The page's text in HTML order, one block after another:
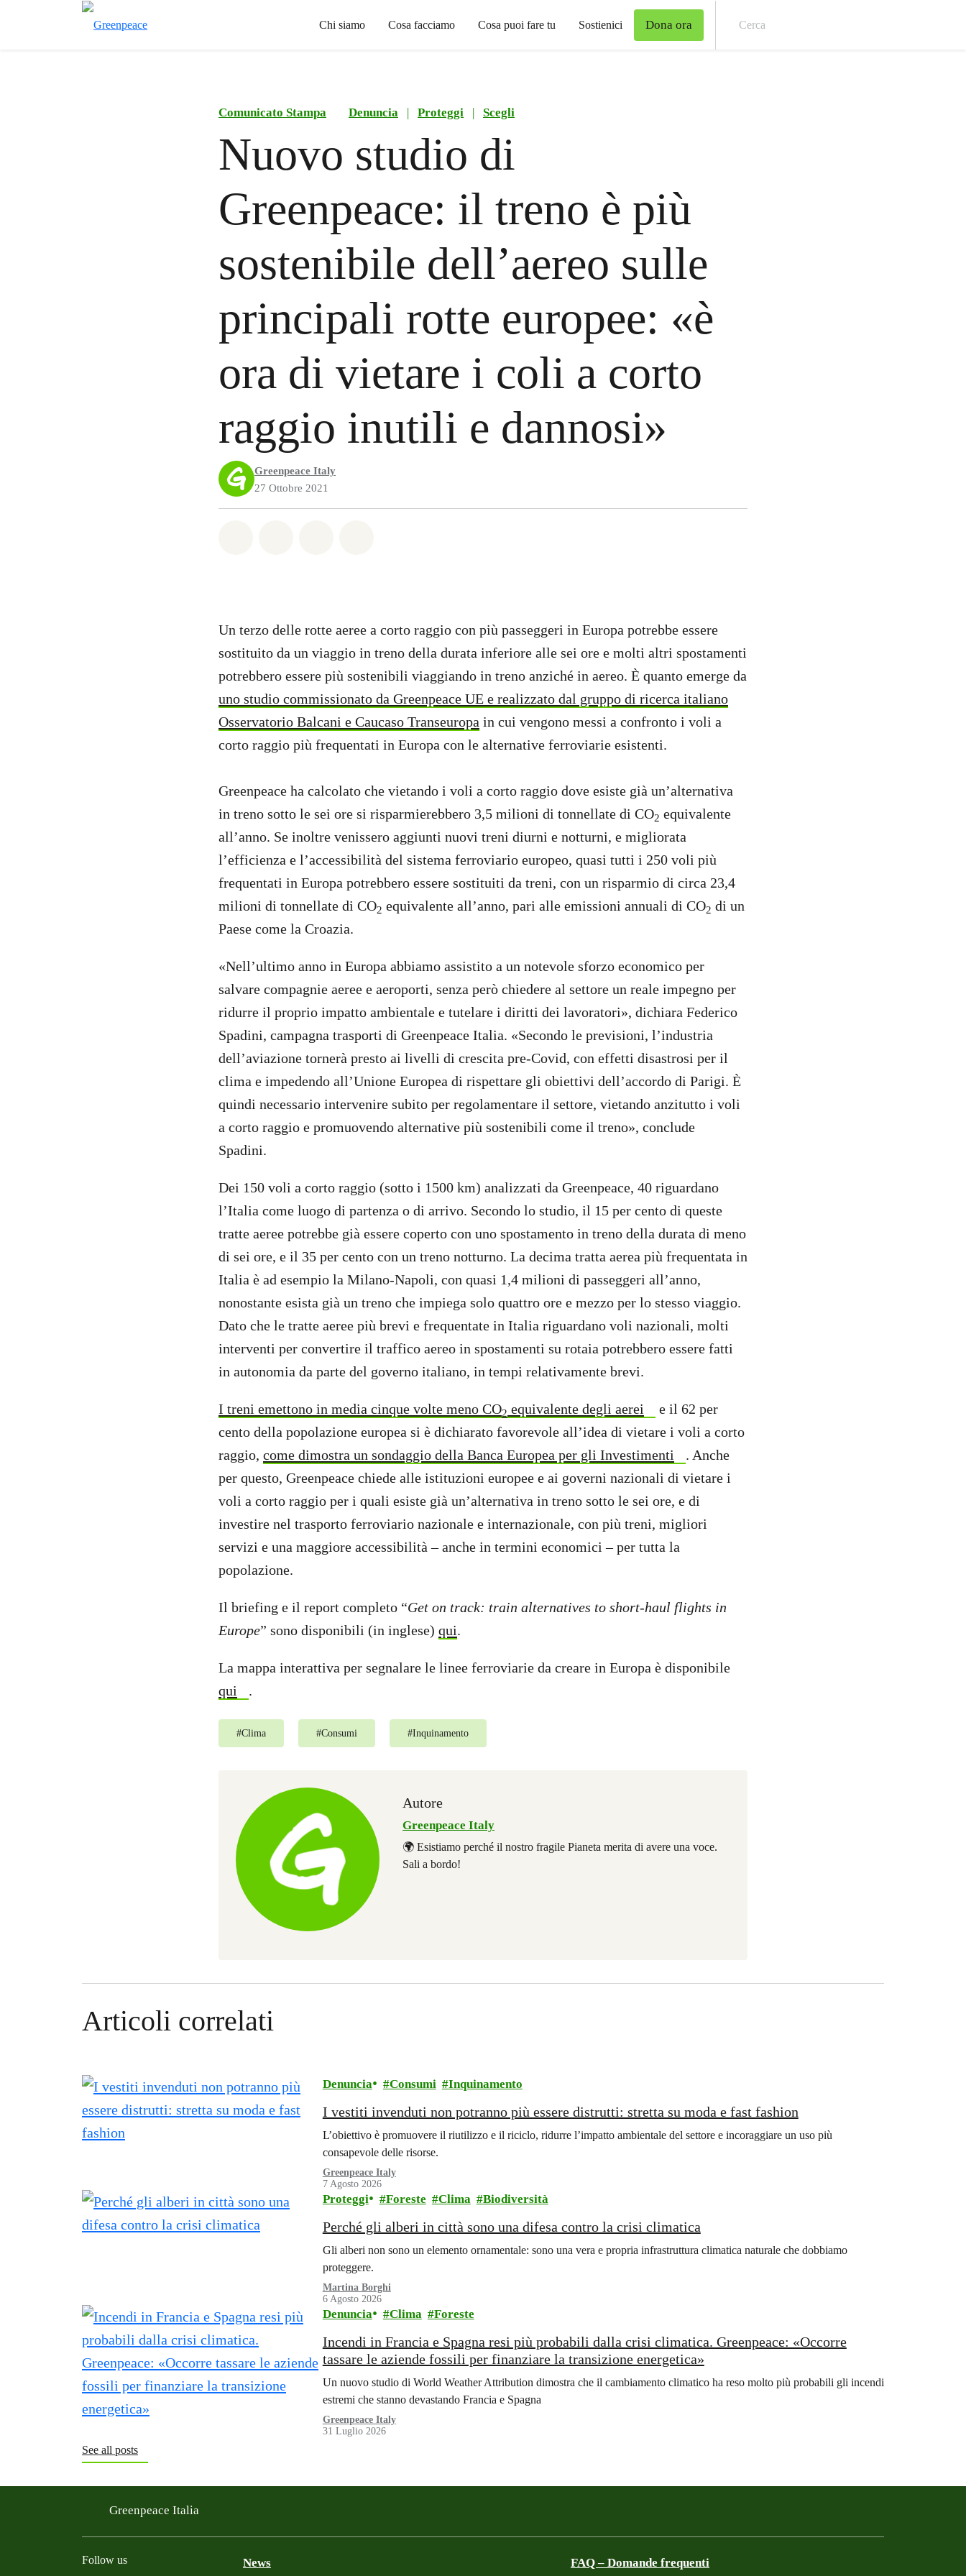
Chi siamo Cosa facciamo Cosa puoi fare tu Sostienici Dona ora
Comunicato Stampa Denuncia | Proteggi | Scegli
Nuovo studio di
Greenpeace: il treno è più
sostenibile dell’aereo sulle
principali rotte europee: «è
ora di vietare i coli a corto
raggio inutili e dannosi»
Greenpeace Italy
27 Ottobre 2021
Un terzo delle rotte aeree a corto raggio con più passeggeri in Europa potrebbe essere
sostituito da un viaggio in treno della durata inferiore alle sei ore e molti altri spostamenti
potrebbero essere più sostenibili viaggiando in treno anziché in aereo. È quanto emerge da
uno studio commissionato da Greenpeace UE e realizzato dal gruppo di ricerca italiano
Osservatorio Balcani e Caucaso Transeuropa in cui vengono messi a confronto i voli a
corto raggio più frequentati in Europa con le alternative ferroviarie esistenti.
Greenpeace ha calcolato che vietando i voli a corto raggio dove esiste già un’alternativa
in treno sotto le sei ore si risparmierebbero 3,5 milioni di tonnellate di CO2 equivalente
all’anno. Se inoltre venissero aggiunti nuovi treni diurni e notturni, e migliorata
l’efficienza e l’accessibilità del sistema ferroviario europeo, quasi tutti i 250 voli più
frequentati in Europa potrebbero essere sostituiti da treni, con un risparmio di circa 23,4
milioni di tonnellate di CO2 equivalente all’anno, pari alle emissioni annuali di CO2 di un
Paese come la Croazia.
«Nell’ultimo anno in Europa abbiamo assistito a un notevole sforzo economico per
salvare compagnie aeree e aeroporti, senza però chiedere al settore un reale impegno per
ridurre il proprio impatto ambientale e tutelare i diritti dei lavoratori», dichiara Federico
Spadini, campagna trasporti di Greenpeace Italia. «Secondo le previsioni, l’industria
dell’aviazione tornerà presto ai livelli di crescita pre-Covid, con effetti disastrosi per il
clima e impedendo all’Unione Europea di rispettare gli obiettivi dell’accordo di Parigi. È
quindi necessario intervenire subito per regolamentare il settore, vietando anzitutto i voli
a corto raggio e promuovendo alternative più sostenibili come il treno», conclude
Spadini.
Dei 150 voli a corto raggio (sotto i 1500 km) analizzati da Greenpeace, 40 riguardano
l’Italia come luogo di partenza o di arrivo. Secondo lo studio, il 15 per cento di queste
tratte aeree potrebbe già essere coperto con uno spostamento in treno della durata di meno
di sei ore, e il 35 per cento con un treno notturno. La decima tratta aerea più frequentata in
Italia è ad esempio la Milano-Napoli, con quasi 1,4 milioni di passeggeri all’anno,
nonostante esista già un treno che impiega solo quattro ore e mezzo per lo stesso viaggio.
Dato che le tratte aeree più brevi e frequentate in Italia riguardano voli nazionali, molti
interventi per convertire il traffico aereo in spostamenti su rotaia potrebbero essere fatti
in autonomia da parte del governo italiano, in tempi relativamente brevi.
I treni emettono in media cinque volte meno CO2 equivalente degli aerei
e il 62 per
cento della popolazione europea si è dichiarato favorevole all’idea di vietare i voli a corto
raggio, come dimostra un sondaggio della Banca Europea per gli Investimenti
. Anche
per questo, Greenpeace chiede alle istituzioni europee e ai governi nazionali di vietare i
voli a corto raggio per i quali esiste già un’alternativa in treno sotto le sei ore, e di
investire nel trasporto ferroviario nazionale e internazionale, con più treni, migliori
servizi e una maggiore accessibilità – anche in termini economici – per tutta la
popolazione.
Il briefing e il report completo “Get on track: train alternatives to short-haul flights in
Europe” sono disponibili (in inglese) qui.
La mappa interattiva per segnalare le linee ferroviarie da creare in Europa è disponibile
qui
.
#Clima #Consumi #Inquinamento
Autore
Greenpeace Italy
🌍 Esistiamo perché il nostro fragile Pianeta merita di avere una voce.
Sali a bordo!
Articoli correlati
Denuncia Consumi Inquinamento
I vestiti invenduti non potranno più essere distrutti: stretta su moda e fast fashion
L’obiettivo è promuovere il riutilizzo e il riciclo, ridurre l’impatto ambientale del settore e incoraggiare un uso più
consapevole delle risorse.
Greenpeace Italy
7 Agosto 2026
Proteggi Foreste Clima Biodiversità
Perché gli alberi in città sono una difesa contro la crisi climatica
Gli alberi non sono un elemento ornamentale: sono una vera e propria infrastruttura climatica naturale che dobbiamo
proteggere.
Martina Borghi
6 Agosto 2026
Denuncia Clima Foreste
Incendi in Francia e Spagna resi più probabili dalla crisi climatica. Greenpeace: «Occorre
tassare le aziende fossili per finanziare la transizione energetica»
Un nuovo studio di World Weather Attribution dimostra che il cambiamento climatico ha reso molto più probabili gli incendi
estremi che stanno devastando Francia e Spagna
Greenpeace Italy
31 Luglio 2026
See all posts
Greenpeace Italia
Follow us News FAQ – Domande frequenti